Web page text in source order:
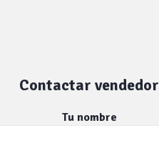
Contactar vendedor
Tu nombre